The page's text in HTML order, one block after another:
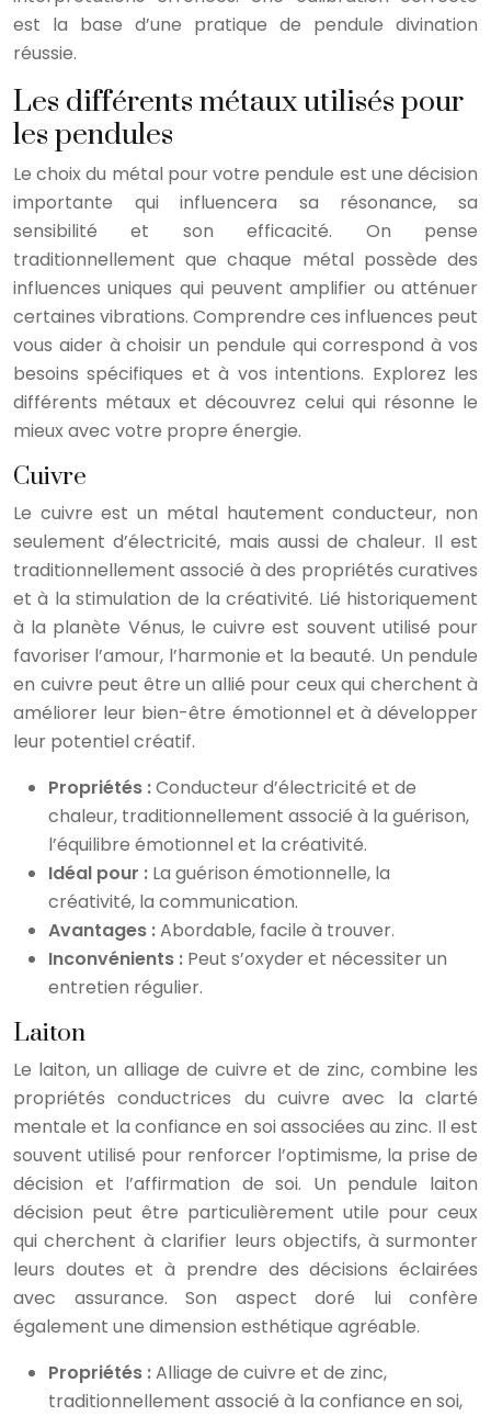
est la base d’une pratique de pendule divination
réussie.
Les différents métaux utilisés pour
les pendules
Le choix du métal pour votre pendule est une décision
importante qui influencera sa résonance, sa
sensibilité et son efficacité. On pense
traditionnellement que chaque métal possède des
influences uniques qui peuvent amplifier ou atténuer
certaines vibrations. Comprendre ces influences peut
vous aider à choisir un pendule qui correspond à vos
besoins spécifiques et à vos intentions. Explorez les
différents métaux et découvrez celui qui résonne le
mieux avec votre propre énergie.
Cuivre
Le cuivre est un métal hautement conducteur, non
seulement d’électricité, mais aussi de chaleur. Il est
traditionnellement associé à des propriétés curatives
et à la stimulation de la créativité. Lié historiquement
à la planète Vénus, le cuivre est souvent utilisé pour
favoriser l’amour, l’harmonie et la beauté. Un pendule
en cuivre peut être un allié pour ceux qui cherchent à
améliorer leur bien-être émotionnel et à développer
leur potentiel créatif.
Propriétés :Conducteur d’électricité et de
chaleur, traditionnellement associé à la guérison,
l’équilibre émotionnel et la créativité.
Idéal pour : La guérison émotionnelle, la
créativité, la communication.
Avantages :Abordable, facile à trouver.
Inconvénients : Peut s’oxyder et nécessiter un
entretien régulier.
Laiton
Le laiton, un alliage de cuivre et de zinc, combine les
propriétés conductrices du cuivre avec la clarté
mentale et la confiance en soi associées au zinc. Il est
souvent utilisé pour renforcer l’optimisme, la prise de
décision et l’affirmation de soi. Un pendule laiton
décision peut être particulièrement utile pour ceux
qui cherchent à clarifier leurs objectifs, à surmonter
leurs doutes et à prendre des décisions éclairées
avec assurance. Son aspect doré lui confère
également une dimension esthétique agréable.
Propriétés :Alliage de cuivre et de zinc,
traditionnellement associé à la confiance en soi,